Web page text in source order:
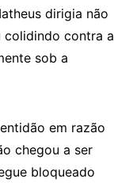
dirigia não
colidindo contra a
sob a
em razão
chegou a ser
bloqueado